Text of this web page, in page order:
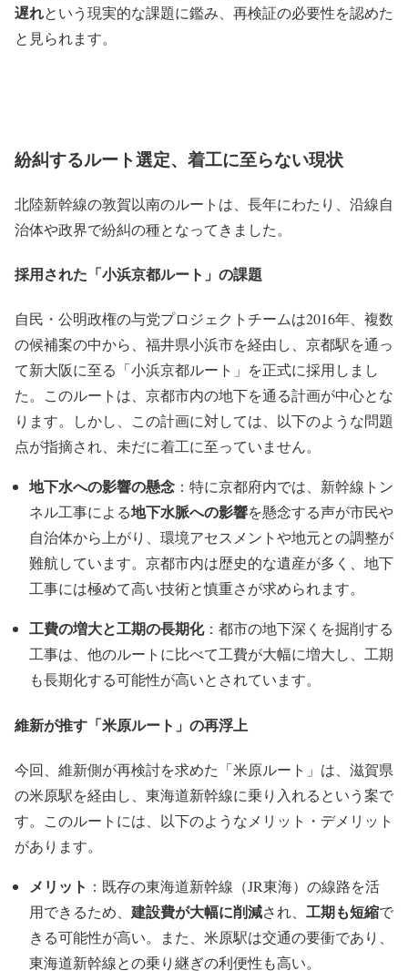
遅れという現実的な課題に鑑み、再検証の必要性を認めた
と見られます。
紛糾するルート選定、着工に至らない現状
北陸新幹線の敦賀以南のルートは、長年にわたり、沿線自
治体や政界で紛糾の種となってきました。
採用された「小浜京都ルート」の課題
自民・公明政権の与党プロジェクトチームは2016年、複数
の候補案の中から、福井県小浜市を経由し、京都駅を通っ
て新大阪に至る「小浜京都ルート」を正式に採用しまし
た。このルートは、京都市内の地下を通る計画が中心とな
ります。しかし、この計画に対しては、以下のような問題
点が指摘され、未だに着工に至っていません。
地下水への影響の懸念 ：特に京都府内では、新幹線トン
ネル工事による地下水脈への影響を懸念する声が市民や
自治体から上がり、環境アセスメントや地元との調整が
難航しています。京都市内は歴史的な遺産が多く、地下
工事には極めて高い技術と慎重さが求められます。
工費の増大と工期の長期化：都市の地下深くを掘削する
工事は、他のルートに比べて工費が大幅に増大し、工期
も長期化する可能性が高いとされています。
維新が推す「米原ルート」の再浮上
今回、維新側が再検討を求めた「米原ルート」は、滋賀県
の米原駅を経由し、東海道新幹線に乗り入れるという案で
す。このルートには、以下のようなメリット・デメリット
があります。
メリット ：既存の東海道新幹線（JR東海）の線路を活
用できるため、 建設費が大幅に削減され、 工期も短縮で
きる可能性が高い。また、米原駅は交通の要衝であり、
東海道新幹線との乗り継ぎの利便性も高い。